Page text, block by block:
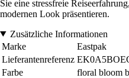
Sie eine stressfreie
modernen Look präsentieren.
Zusätzliche Informationen
Marke
Eastpak
Lieferantenreferenz
Farbe
floral bloom